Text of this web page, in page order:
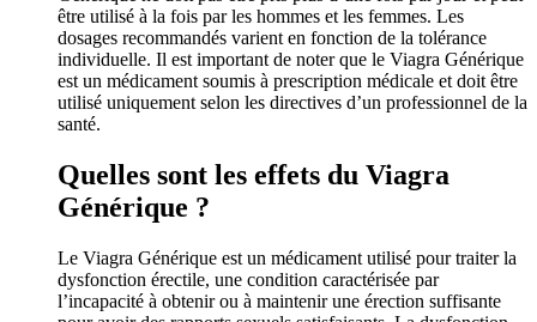
être utilisé à la fois par les hommes et les femmes. Les
dosages recommandés varient en fonction de la tolérance
individuelle. Il est important de noter que le Viagra Générique
est un médicament soumis à prescription médicale et doit être
utilisé uniquement selon les directives d’un professionnel de la
santé.
Quelles sont les effets du Viagra
Générique ?
Le Viagra Générique est un médicament utilisé pour traiter la
dysfonction érectile, une condition caractérisée par
l’incapacité à obtenir ou à maintenir une érection suffisante